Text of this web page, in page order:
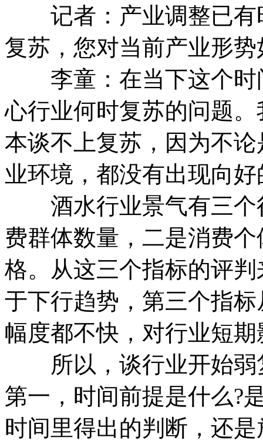
记者：产业调整已有
复苏，您对当前产业形势
李童：在当下这个时
心行业何时复苏的问题
本谈不上复苏，因为不
业环境，都没有出现向
酒水行业景气有三个
费群体数量，二是消费
格。从这三个指标的评
于下行趋势，第三个指
幅度都不快，对行业短
所以，谈行业开始弱
第一，时间前提是什么?
时间里得出的判断，还